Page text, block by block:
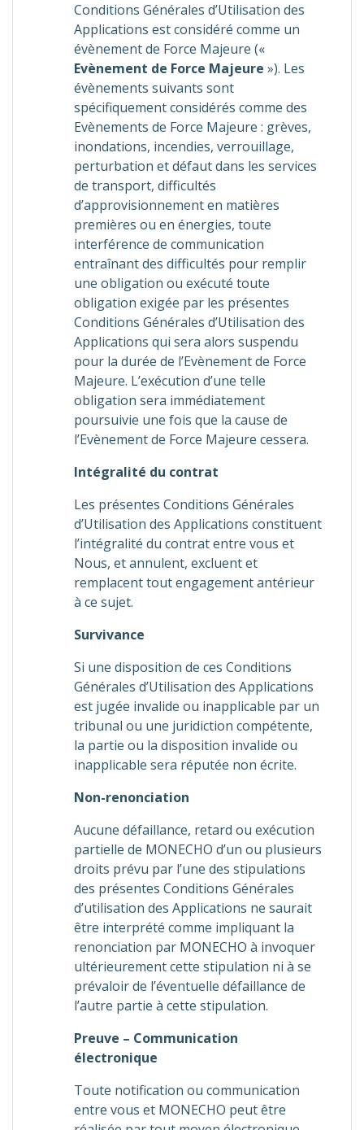
Conditions Générales d’Utilisation des
Applications est considéré comme un
évènement de Force Majeure («
Evènement de Force Majeure »). Les
évènements suivants sont
spécifiquement considérés comme des
Evènements de Force Majeure : grèves,
inondations, incendies, verrouillage,
perturbation et défaut dans les services
de transport, difficultés
d’approvisionnement en matières
premières ou en énergies, toute
interférence de communication
entraînant des difficultés pour remplir
une obligation ou exécuté toute
obligation exigée par les présentes
Conditions Générales d’Utilisation des
Applications qui sera alors suspendu
pour la durée de l’Evènement de Force
Majeure. L’exécution d’une telle
obligation sera immédiatement
poursuivie une fois que la cause de
l’Evènement de Force Majeure cessera.
Intégralité du contrat
Les présentes Conditions Générales
d’Utilisation des Applications constituent
l’intégralité du contrat entre vous et
Nous, et annulent, excluent et
remplacent tout engagement antérieur
à ce sujet.
Survivance
Si une disposition de ces Conditions
Générales d’Utilisation des Applications
est jugée invalide ou inapplicable par un
tribunal ou une juridiction compétente,
la partie ou la disposition invalide ou
inapplicable sera réputée non écrite.
Non-renonciation
Aucune défaillance, retard ou exécution
partielle de MONECHO d’un ou plusieurs
droits prévu par l’une des stipulations
des présentes Conditions Générales
d’utilisation des Applications ne saurait
être interprété comme impliquant la
renonciation par MONECHO à invoquer
ultérieurement cette stipulation ni à se
prévaloir de l’éventuelle défaillance de
l’autre partie à cette stipulation.
Preuve – Communication
électronique
Toute notification ou communication
entre vous et MONECHO peut être